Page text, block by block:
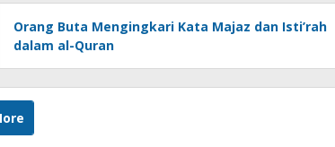
Orang Buta Mengingkari Kata Majaz dan Isti’rah
dalam al-Quran